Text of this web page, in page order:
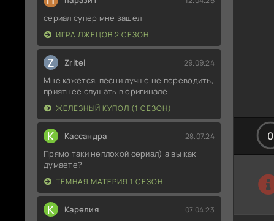
сериал супер мне зашел
ИГРА ЛЖЕЦОВ 2 СЕЗОН
Z Zritel 29.09.24
Мне кажется, песни лучше не переводить,
приятнее слушать в оригинале
ЖЕЛЕЗНЫЙ КУПОЛ (1 СЕЗОН)
К Кассандра 28.07.24
Прямо таки неплохой сериал) а вы как
думаете?
ТЁМНАЯ МАТЕРИЯ 1 СЕЗОН
К Карелия 07.04.23
0